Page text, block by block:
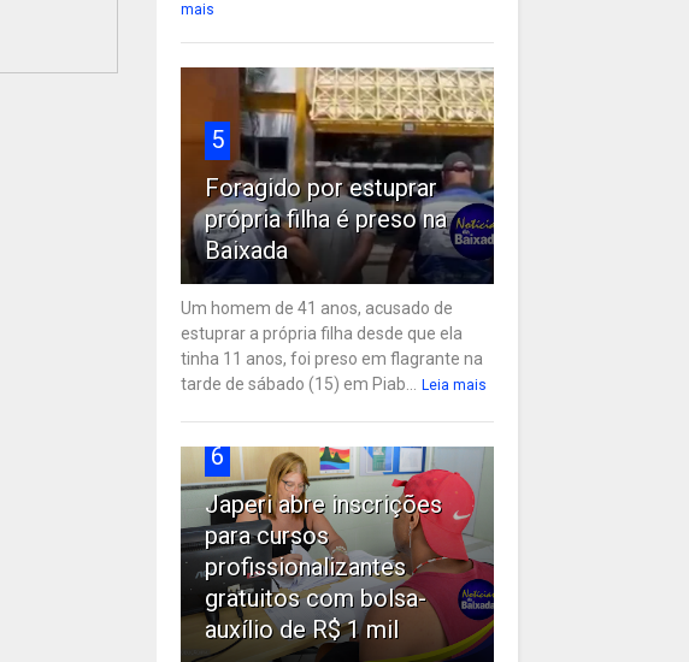
mais
5
Foragido por estuprar
própria filha é preso na
Baixada
Um homem de 41 anos, acusado de
estuprar a própria filha desde que ela
tinha 11 anos, foi preso em flagrante na
tarde de sábado (15) em Piab... Leia mais
6
Japeri abre inscrições
para cursos
profissionalizantes
gratuitos com bolsa-
auxílio de R$ 1 mil